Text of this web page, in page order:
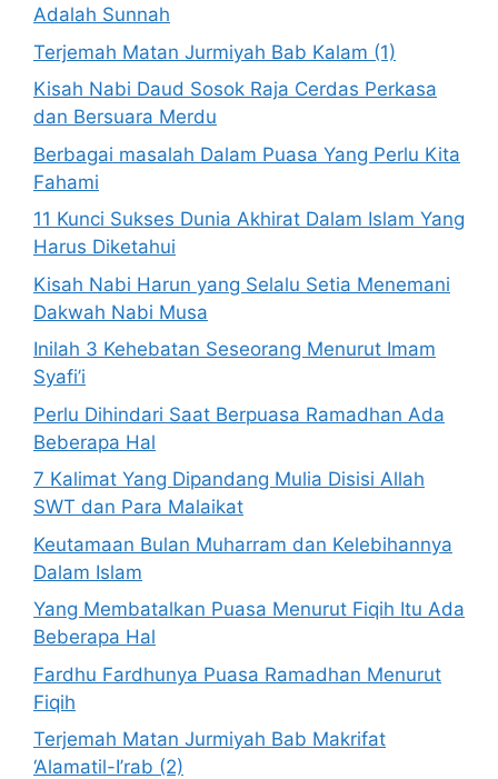
Adalah Sunnah
Terjemah Matan Jurmiyah Bab Kalam (1)
Kisah Nabi Daud Sosok Raja Cerdas Perkasa
dan Bersuara Merdu
Berbagai masalah Dalam Puasa Yang Perlu Kita
Fahami
11 Kunci Sukses Dunia Akhirat Dalam Islam Yang
Harus Diketahui
Kisah Nabi Harun yang Selalu Setia Menemani
Dakwah Nabi Musa
Inilah 3 Kehebatan Seseorang Menurut Imam
Syafi’i
Perlu Dihindari Saat Berpuasa Ramadhan Ada
Beberapa Hal
7 Kalimat Yang Dipandang Mulia Disisi Allah
SWT dan Para Malaikat
Keutamaan Bulan Muharram dan Kelebihannya
Dalam Islam
Yang Membatalkan Puasa Menurut Fiqih Itu Ada
Beberapa Hal
Fardhu Fardhunya Puasa Ramadhan Menurut
Fiqih
Terjemah Matan Jurmiyah Bab Makrifat
‘Alamatil-I’rab (2)